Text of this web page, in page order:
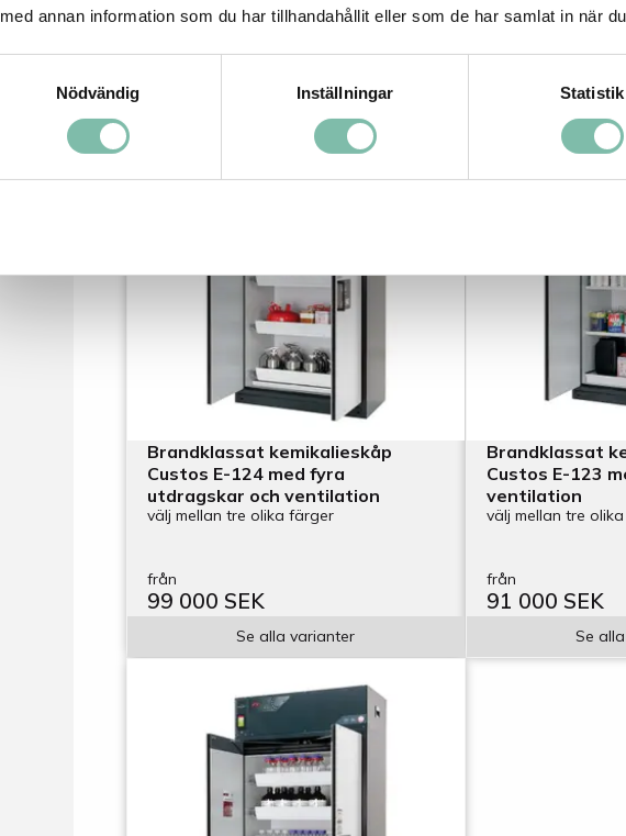
med annan information som du har tillhandahållit eller som de har samlat in när
Nödvändig
Inställningar Statistik
Brandklassat kemikalieskåp
Custos E-124 med fyra
utdragskar och ventilation
välj mellan tre olika färger
från
99 000 SEK
Se alla varianter
Brandklassat
Custos E-123
ventilation
välj mellan tre
från
91 000 SEK
Se